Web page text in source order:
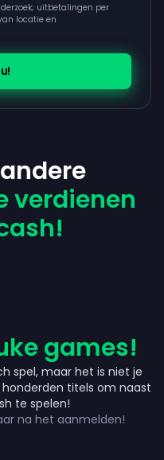
uitbetalingen per
locatie en
verdienen
games!
spel, maar het is niet je
honderden titels om naast
te spelen!
na het aanmelden!